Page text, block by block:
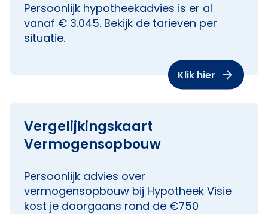
Persoonlijk hypotheekadvies is er al
vanaf € 3.045. Bekijk de tarieven per
situatie.
Klik hier
Vergelijkingskaart
Vermogensopbouw
Persoonlijk advies over
vermogensopbouw bij Hypotheek Visie
kost je doorgaans rond de €750